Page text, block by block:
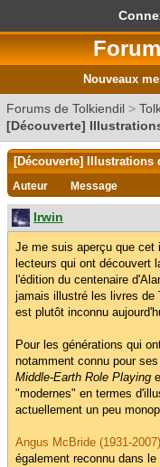
Nouveaux
Forums de Tolkiendil >
[Découverte]
[Découverte] Illustrations
Auteur Message
Irwin
Je me suis aperçu que cet
lecteurs qui ont découvert
l'édition du centenaire
jamais illustré les livres de
est plutôt inconnu
Pour les générations qui
notamment connu pour
Middle-Earth Role Playing
"modernes" en termes
actuellement un peu
Angus McBride (1931-2007)
également reconnu dans